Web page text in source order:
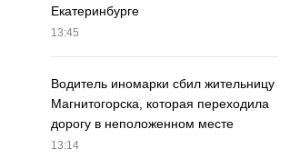
Екатеринбурге
13:45
Водитель иномарки сбил жительницу
Магнитогорска, которая переходила
дорогу в неположенном месте
13:14